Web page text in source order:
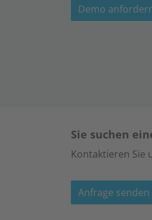
Demo
Sie suchen
Kontaktieren Sie
Anfrage senden